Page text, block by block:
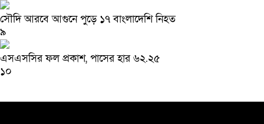
সৌদি আরবে আগুনে পুড়ে ১৭ বাংলাদেশি নিহত
৯
এসএসসির ফল প্রকাশ, পাসের হার ৬২.২৫
১০